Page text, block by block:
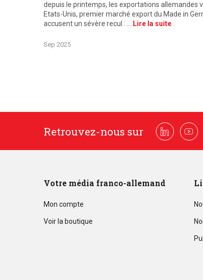
depuis le printemps, les exportations allemandes
Etats-Unis, premier marché export du Made in
accusent un sévère recul : …
Lire la suite
Sep 2025
Retrouvez-nous sur Linkedin
Votre média franco-allemand
Mon compte
Voir la boutique